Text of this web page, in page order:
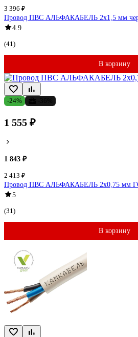
3 396 ₽
Провод ПВС АЛЬФАКАБЕЛЬ 2х1,5 мм
4.9
(41)
В корзину
-24%
1 555 ₽
1 843 ₽
2 413 ₽
Провод ПВС АЛЬФАКАБЕЛЬ 2х0,75 мм
5
(31)
В корзину